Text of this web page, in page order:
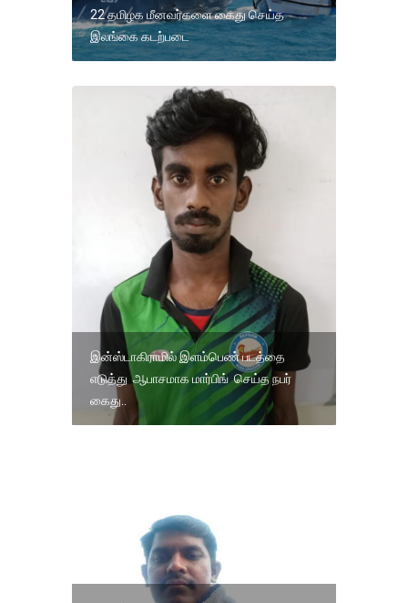
22 தமிழக மீனவர்களை கைது செய்த
இலங்கை கடற்படை
இன்ஸ்டாகிராமில் இளம்பெண் படத்தை
எடுத்து ஆபாசமாக மார்பிங் செய்த நபர்
கைது..